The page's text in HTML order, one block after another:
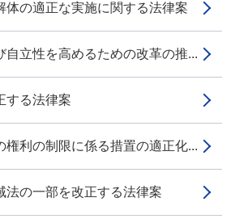
体の適正な実施に関する法律案
自立性を高めるための改革の推...
する法律案
権利の制限に係る措置の適正化...
法の一部を改正する法律案